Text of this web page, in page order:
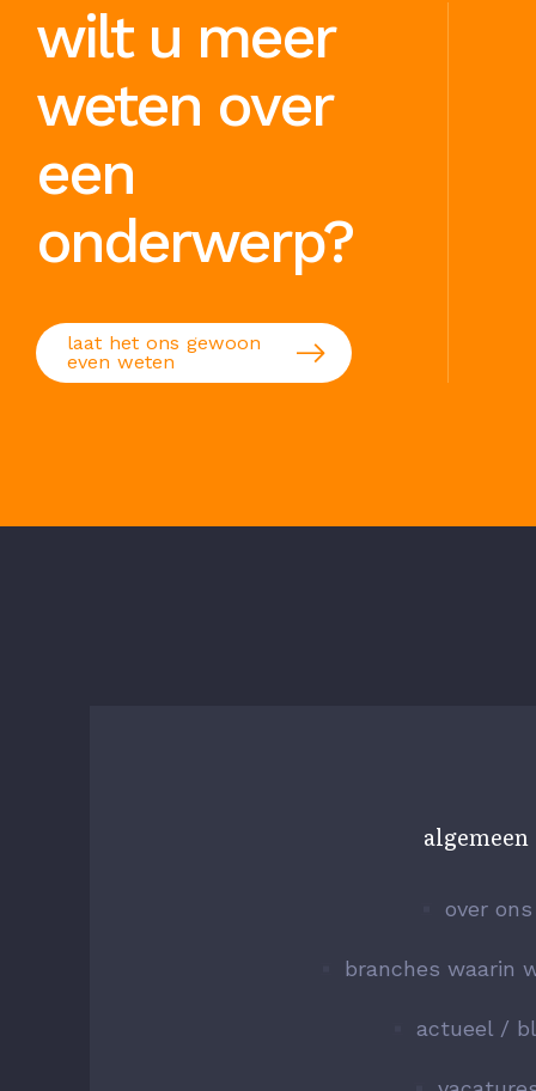
wilt u meer
weten over
een
onderwerp?
laat het ons gewoon
even weten
algemeen
over ons
branches waarin
actueel /